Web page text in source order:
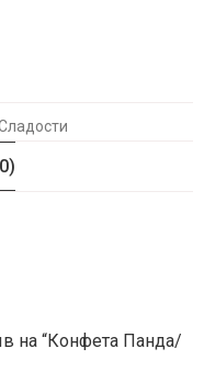
на “Конфета Панда/